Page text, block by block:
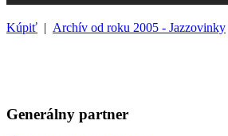
Kúpiť | Archív od roku 2005 - Jazzovinky
Generálny partner